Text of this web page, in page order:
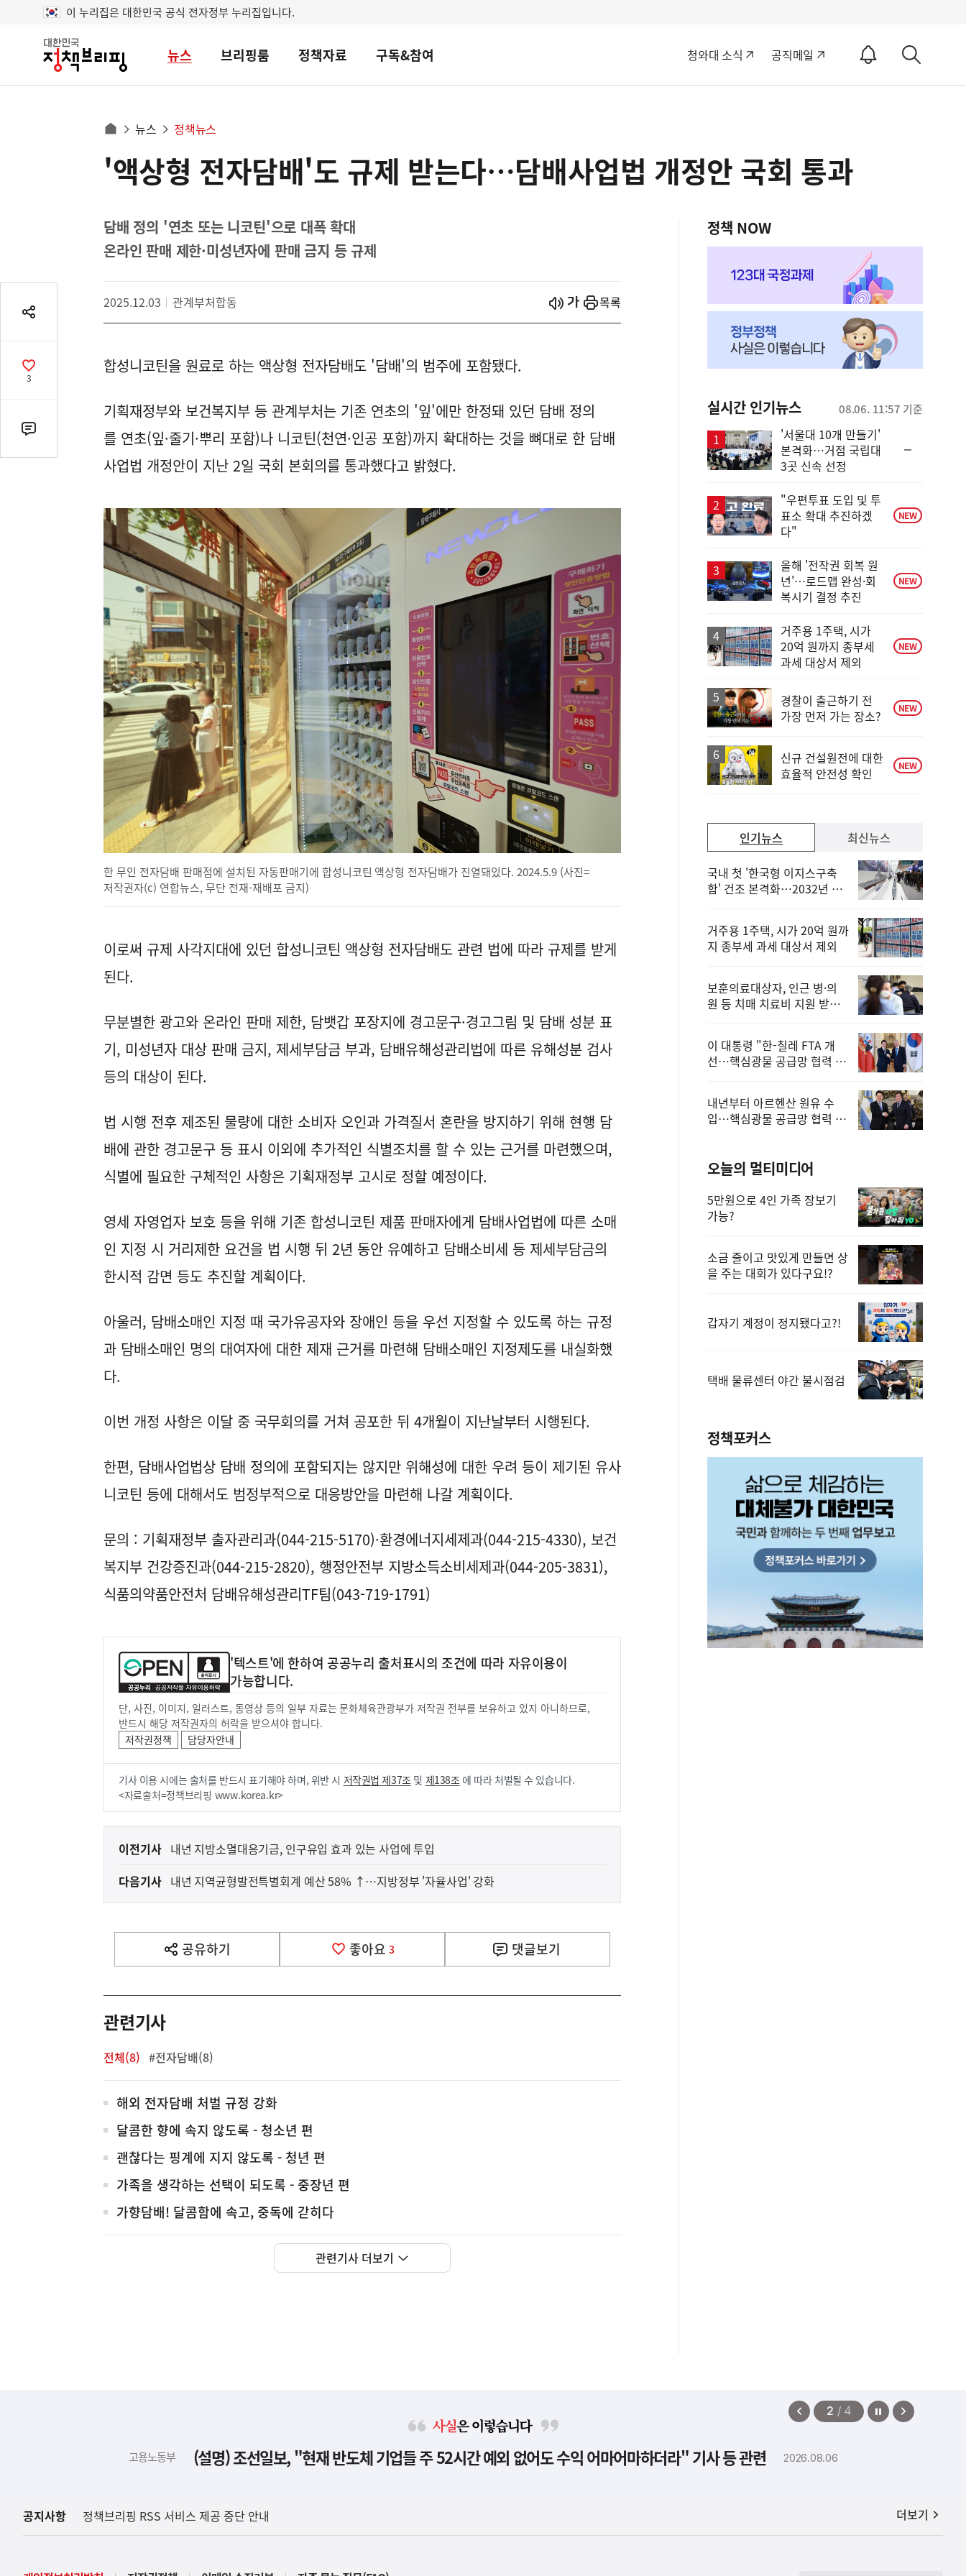
이 누리집은 대한민국 공식 전자정부 누리집입니다.
대
민
뉴스 브리핑룸 정책자료 구독&참여 청와대 소식 공직메일
알
ON
세
으
로
뉴스 정책뉴스
공
기
공
감
3
댓
글
'액상형 전자담배'도 규제 받는다…담배사업법 개정안 국회 통과
담배 정의 '연초 또는 니코틴'으로 대폭 확대
온라인 판매 제한·미성년자에 판매 금지 등 규제
2025.12.03 관계부처합동 시작
열기 목록
합성니코틴을 원료로 하는 액상형 전자담배도 '담배'의 범주에 포함됐다.
기획재정부와 보건복지부 등 관계부처는 기존 연초의 '잎'에만 한정돼 있던 담배 정의
를 연초(잎·줄기·뿌리 포함)나 니코틴(천연·인공 포함)까지 확대하는 것을 뼈대로 한 담배
사업법 개정안이 지난 2일 국회 본회의를 통과했다고 밝혔다.
한 무인 전자담배 판매점에 설치된 자동판매기에 합성니코틴 액상형 전자담배가 진열돼있다. 2024.5.9 (사진=
저작권자(c) 연합뉴스, 무단 전재-재배포 금지)
이로써 규제 사각지대에 있던 합성니코틴 액상형 전자담배도 관련 법에 따라 규제를 받게
된다.
무분별한 광고와 온라인 판매 제한, 담뱃갑 포장지에 경고문구·경고그림 및 담배 성분 표
기, 미성년자 대상 판매 금지, 제세부담금 부과, 담배유해성관리법에 따른 유해성분 검사
등의 대상이 된다.
법 시행 전후 제조된 물량에 대한 소비자 오인과 가격질서 혼란을 방지하기 위해 현행 담
배에 관한 경고문구 등 표시 이외에 추가적인 식별조치를 할 수 있는 근거를 마련했으며,
식별에 필요한 구체적인 사항은 기획재정부 고시로 정할 예정이다.
영세 자영업자 보호 등을 위해 기존 합성니코틴 제품 판매자에게 담배사업법에 따른 소매
인 지정 시 거리제한 요건을 법 시행 뒤 2년 동안 유예하고 담배소비세 등 제세부담금의
한시적 감면 등도 추진할 계획이다.
아울러, 담배소매인 지정 때 국가유공자와 장애인 등을 우선 지정할 수 있도록 하는 규정
과 담배소매인 명의 대여자에 대한 제재 근거를 마련해 담배소매인 지정제도를 내실화했
다.
이번 개정 사항은 이달 중 국무회의를 거쳐 공포한 뒤 4개월이 지난날부터 시행된다.
한편, 담배사업법상 담배 정의에 포함되지는 않지만 위해성에 대한 우려 등이 제기된 유사
니코틴 등에 대해서도 범정부적으로 대응방안을 마련해 나갈 계획이다.
문의 : 기획재정부 출자관리과(044-215-5170)·환경에너지세제과(044-215-4330), 보건
복지부 건강증진과(044-215-2820), 행정안전부 지방소득소비세제과(044-205-3831),
식품의약품안전처 담배유해성관리TF팀(043-719-1791)
'텍스트'에 한하여 공공누리 출처표시의 조건에 따라 자유이용이
가능합니다.
단, 사진, 이미지, 일러스트, 동영상 등의 일부 자료는 문화체육관광부가 저작권 전부를 보유하고 있지 아니하므로,
반드시 해당 저작권자의 허락을 받으셔야 합니다.
저작권정책
담당자안내
기사 이용 시에는 출처를 반드시 표기해야 하며, 위반 시 저작권법 제37조 및 제138조 에 따라 처벌될 수 있습니다.
<자료출처=정책브리핑 www.korea.kr>
이
다
음
기
영
역
이전기사 내년 지방소멸대응기금, 인구유입 효과 있는 사업에 투입
다음기사 내년 지역균형발전특별회계 예산 58% ↑…지방정부 '자율사업' 강화
공유하기
열
기
좋아요 3 댓글보기
관련기사
전체(8) #전자담배(8)
전
체
해외 전자담배 처벌 규정 강화
달콤한 향에 속지 않도록 - 청소년 편
괜찮다는 핑계에 지지 않도록 - 청년 편
가족을 생각하는 선택이 되도록 - 중장년 편
가향담배! 달콤함에 속고, 중독에 갇히다
관련기사 더보기
정책 NOW
실시간 인기뉴스 08.06. 11:57 기준
'서울대 10개 만들기'
본격화…거점 국립대
3곳 신속 선정
"우편투표 도입 및 투
표소 확대 추진하겠
다"
NEW
올해 '전작권 회복 원
년'…로드맵 완성·회
복시기 결정 추진
NEW
거주용 1주택, 시가
20억 원까지 종부세
과세 대상서 제외
NEW
경찰이 출근하기 전
가장 먼저 가는 장소?
NEW
신규 건설원전에 대한
효율적 안전성 확인
NEW
인기뉴스
국내 첫 '한국형 이지스구축
함' 건조 본격화…2032년 해
거주용 1주택, 시가 20억 원까
지 종부세 과세 대상서 제외
보훈의료대상자, 인근 병·의
원 등 치매 치료비 지원 받을
이 대통령 "한-칠레 FTA 개
선…핵심광물 공급망 협력 더
내년부터 아르헨산 원유 수
입…핵심광물 공급망 협력 체
최신뉴스
오늘의 멀티미디어
5만원으로 4인 가족 장보기
가능?
소금 줄이고 맛있게 만들면 상
을 주는 대회가 있다구요!?
갑자기 계정이 정지됐다고?!
택배 물류센터 야간 불시점검
정책포커스
이
기
2 / 4
정지
다
사
실
은
니
고용노동부 (설명) 조선일보, "현재 반도체 기업들 주 52시간 예외 없어도 수익 어마어마하더라" 기사 등 관련 2026.08.06
공지사항 정책브리핑 RSS 서비스 제공 중단 안내 공지사항
더보기